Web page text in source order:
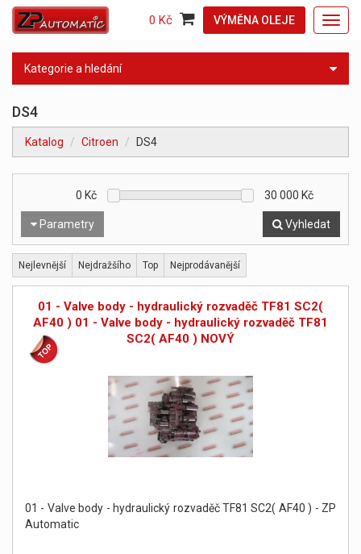
VÝMĚNA OLEJE
0 Kč
Kategorie a hledání
DS4
Katalog Citroen DS4
Parametry
0 Kč 30 000 Kč
Vyhledat
Nejlevnější Nejdražšího Top Nejprodávanější
01 - Valve body - hydraulický rozvaděč TF81 SC2(
AF40 ) 01 - Valve body - hydraulický rozvaděč TF81
SC2( AF40 ) NOVÝ
01 - Valve body - hydraulický rozvaděč TF81 SC2( AF40 ) - ZP
Automatic